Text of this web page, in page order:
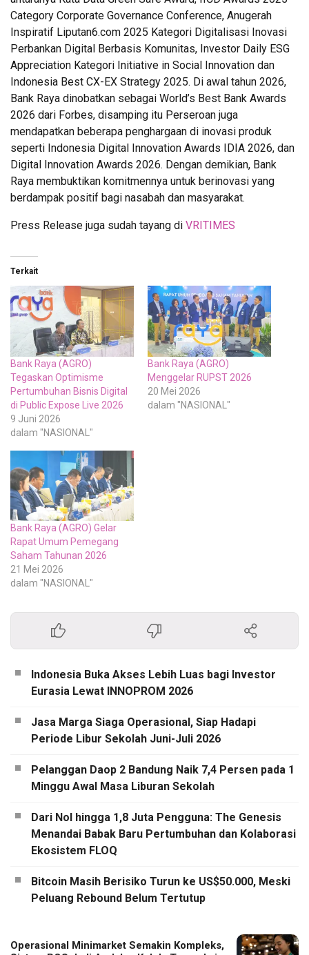
Category Corporate Governance Conference, Anugerah
Inspiratif Liputan6.com 2025 Kategori Digitalisasi Inovasi
Perbankan Digital Berbasis Komunitas, Investor Daily ESG
Appreciation Kategori Initiative in Social Innovation dan
Indonesia Best CX-EX Strategy 2025. Di awal tahun 2026,
Bank Raya dinobatkan sebagai World’s Best Bank Awards
2026 dari Forbes, disamping itu Perseroan juga
mendapatkan beberapa penghargaan di inovasi produk
seperti Indonesia Digital Innovation Awards IDIA 2026, dan
Digital Innovation Awards 2026. Dengan demikian, Bank
Raya membuktikan komitmennya untuk berinovasi yang
berdampak positif bagi nasabah dan masyarakat.
Press Release juga sudah tayang di VRITIMES
Terkait
Bank Raya (AGRO)
Tegaskan Optimisme
Pertumbuhan Bisnis Digital
di Public Expose Live 2026
9 Juni 2026
dalam "NASIONAL"
Bank Raya (AGRO)
Menggelar RUPST 2026
20 Mei 2026
dalam "NASIONAL"
Bank Raya (AGRO) Gelar
Rapat Umum Pemegang
Saham Tahunan 2026
21 Mei 2026
dalam "NASIONAL"
Indonesia Buka Akses Lebih Luas bagi Investor
Eurasia Lewat INNOPROM 2026
Jasa Marga Siaga Operasional, Siap Hadapi
Periode Libur Sekolah Juni-Juli 2026
Pelanggan Daop 2 Bandung Naik 7,4 Persen pada 1
Minggu Awal Masa Liburan Sekolah
Dari Nol hingga 1,8 Juta Pengguna: The Genesis
Menandai Babak Baru Pertumbuhan dan Kolaborasi
Ekosistem FLOQ
Bitcoin Masih Berisiko Turun ke US$50.000, Meski
Peluang Rebound Belum Tertutup
Operasional Minimarket Semakin Kompleks,